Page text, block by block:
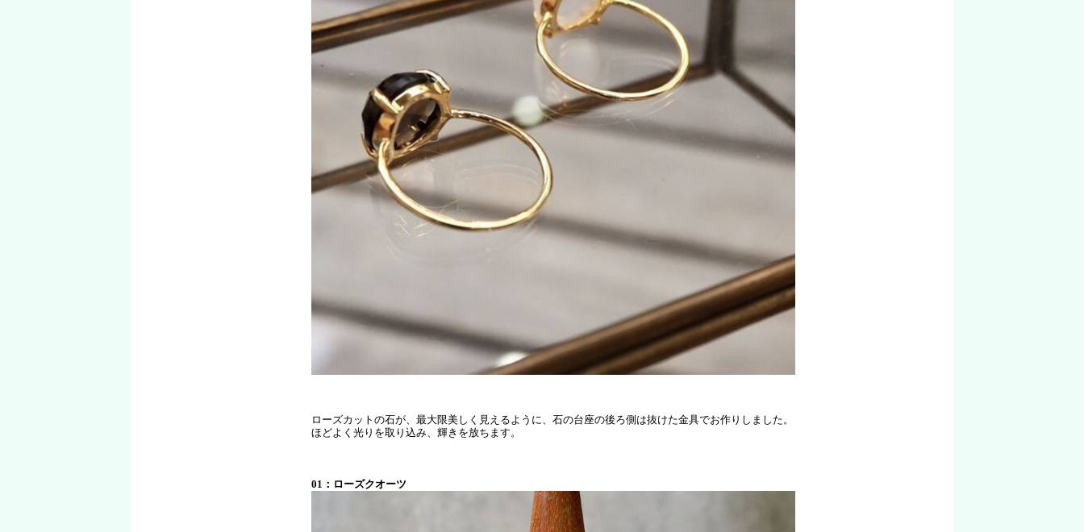
ローズカットの石が、最大限美しく見えるように、石の台座の後ろ側は抜けた金具でお作りしました。
ほどよく光りを取り込み、輝きを放ちます。
01：ローズクオーツ